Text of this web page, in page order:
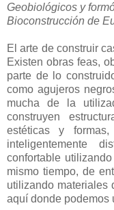
Geobiológicos y
Bioconstrucción de
El arte de construir
Existen obras feas,
parte de lo
como agujeros
mucha de la
construyen
estéticas y
inteligentemente
confortable
mismo tiempo, de
utilizando materiales
aquí donde podemos